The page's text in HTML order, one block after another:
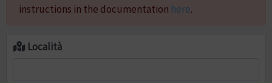
instructions in the documentation here.
Località